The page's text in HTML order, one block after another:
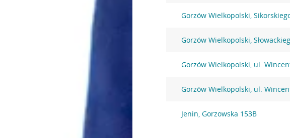
Gorzów Wielkopolski,
Gorzów Wielkopolski,
Gorzów Wielkopolski, ul.
Gorzów Wielkopolski, ul.
Jenin, Gorzowska 153B